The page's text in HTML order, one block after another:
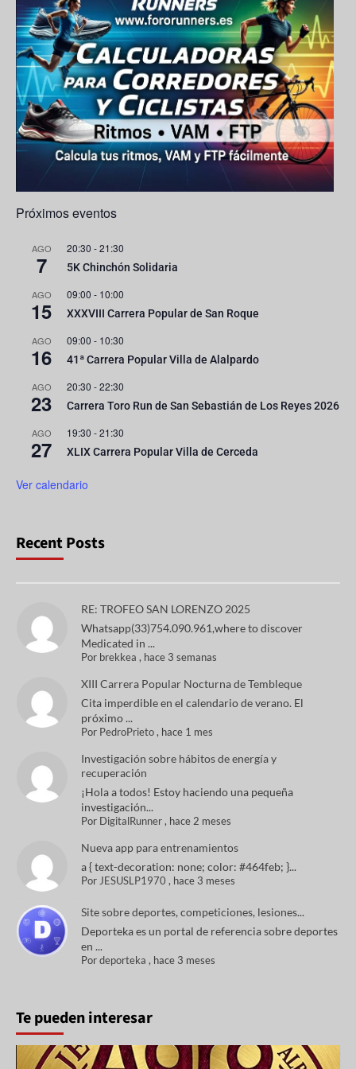
ps
C
h
a
n
n
el
Próximos eventos
AGO
7
20:30 -21:30
5K Chinchón Solidaria
AGO
15
09:00 - 10:00
XXXVIII Carrera Popular de San Roque
AGO
16
09:00 - 10:30
41ª Carrera Popular Villa de Alalpardo
AGO
23
20:30 -22:30
Carrera Toro Run de San Sebastián de Los Reyes 2026
AGO
27
19:30 -21:30
XLIX Carrera Popular Villa de Cerceda
Ver calendario
Recent Posts
RE: TROFEO SAN LORENZO 2025
Whatsapp(33)754.090.961,where to discover
Medicated in ...
Por brekkea , hace 3 semanas
XIII Carrera Popular Nocturna de Tembleque
Cita imperdible en el calendario de verano. El
próximo ...
Por PedroPrieto, hace 1 mes
Investigación sobre hábitos de energía y
recuperación
¡Hola a todos! Estoy haciendo una pequeña
investigación...
Por DigitalRunner, hace 2 meses
Nueva app para entrenamientos
a { text-decoration: none; color: #464feb; }...
Por JESUSLP1970 , hace 3 meses
Site sobre deportes, competiciones, lesiones...
Deporteka es un portal de referencia sobre deportes
en ...
Pordeporteka , hace 3 meses
Te pueden interesar